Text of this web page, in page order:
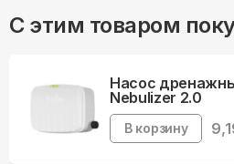
С этим товаром
Насос
Nebulizer 2.0
В корзину